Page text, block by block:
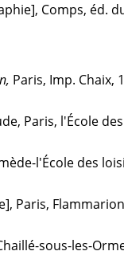
Comps, éd.
Paris, Imp. Chaix,
Paris, l'École
l'École des
Paris,
sous-les-